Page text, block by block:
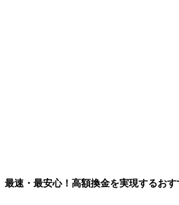
最速・最安心！高額換金を実現するおす